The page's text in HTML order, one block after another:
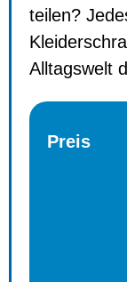
teilen?
Alltagswelt
Preis